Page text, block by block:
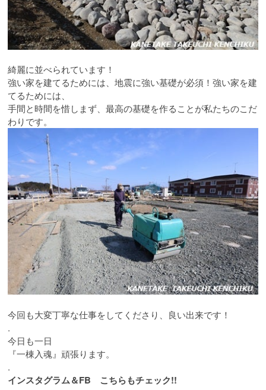
綺麗に並べられています！
強い家を建てるためには、地震に強い基礎が必須！強い家を建
てるためには、
手間と時間を惜しまず、最高の基礎を作ることが私たちのこだ
わりです。
今回も大変丁寧な仕事をしてくださり、良い出来です！
.
今日も一日
『一棟入魂』頑張ります。
.
インスタグラム＆FB こちらもチェック!!